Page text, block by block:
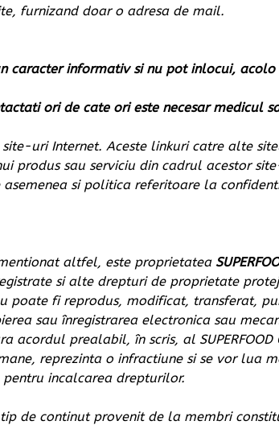
furnizand doar o adresa de mail.
caracter informativ si nu pot inlocui,
ori de cate ori este necesar medicul
uri Internet. Aceste linkuri catre alte
produs sau serviciu din cadrul acestor
asemenea si politica referitoare la
altfel, este proprietatea
si alte drepturi de proprietate
poate fi reprodus, modificat, transferat,
sau înregistrarea electronica sau
prealabil, în scris, al SUPERFOOD
reprezinta o infractiune si se vor lua
incalcarea drepturilor.
de continut provenit de la membri